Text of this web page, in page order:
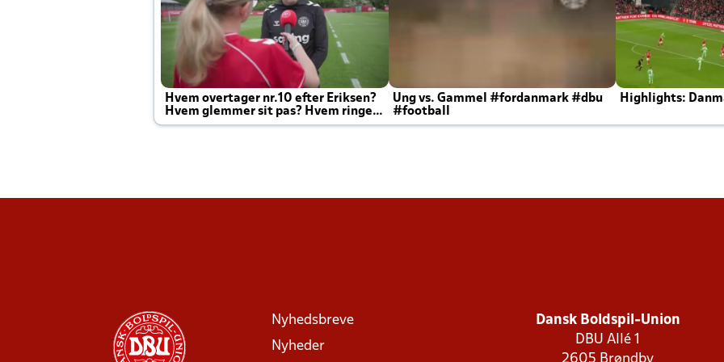
Hvem overtager nr.10 efter Eriksen?
Hvem glemmer sit pas? Hvem ringer
Joachim altid til efter kampe?
Ung vs. Gammel #fordanmark #dbu
#football
Highlights:
Nyhedsbreve
Nyheder
Dansk Boldspil-Union
DBU Allé 1